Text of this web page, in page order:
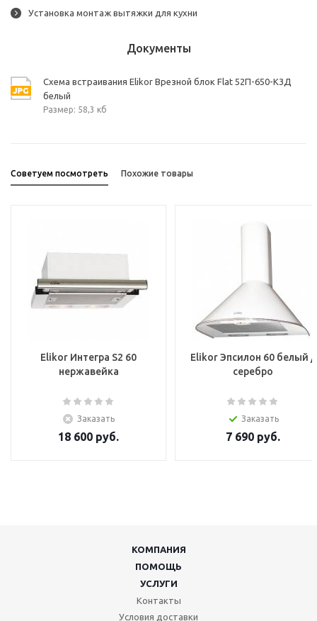
Установка монтаж вытяжки для кухни
Документы
Схема встраивания Elikor Врезной блок Flat 52П-650-К3Д
белый
Размер: 58,3 кб
Советуем посмотреть Похожие товары
Elikor Интегра S2 60
нержавейка
Заказать
18 600 руб.
Elikor Эпсилон 60 белый /
серебро
Заказать
7 690руб.
КОМПАНИЯ
ПОМОЩЬ
УСЛУГИ
Контакты
Условия доставки